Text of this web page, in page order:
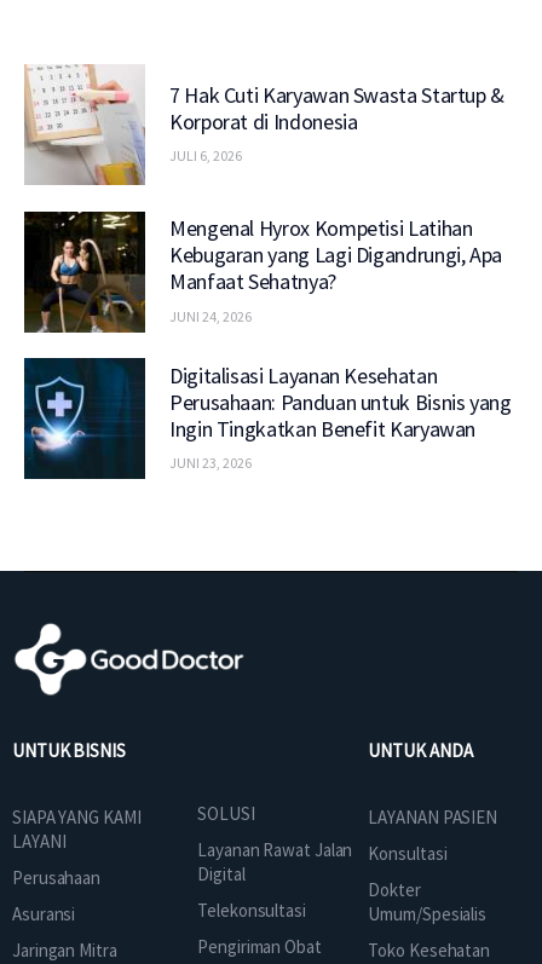
7 Hak Cuti Karyawan Swasta Startup &
Korporat di Indonesia
JULI 6, 2026
Mengenal Hyrox Kompetisi Latihan
Kebugaran yang Lagi Digandrungi, Apa
Manfaat Sehatnya?
JUNI 24, 2026
Digitalisasi Layanan Kesehatan
Perusahaan: Panduan untuk Bisnis yang
Ingin Tingkatkan Benefit Karyawan
JUNI 23, 2026
UNTUK BISNIS
SIAPA YANG KAMI
LAYANI
Perusahaan
Asuransi
Jaringan Mitra
SOLUSI
Layanan Rawat Jalan
Digital
Telekonsultasi
Pengiriman Obat
UNTUK ANDA
LAYANAN PASIEN
Konsultasi
Dokter
Umum/Spesialis
Toko Kesehatan